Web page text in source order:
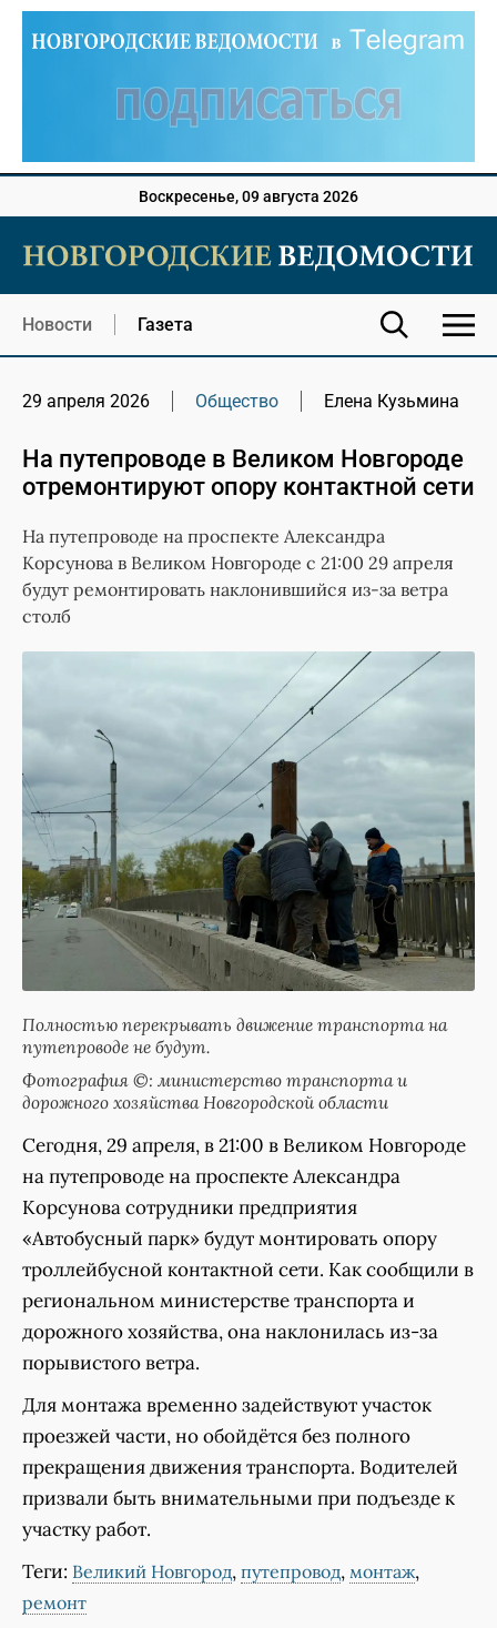
Воскресенье, 09 августа 2026
Новости Газета
29 апреля 2026 Общество Елена Кузьмина
На путепроводе в Великом Новгороде
отремонтируют опору контактной сети
На путепроводе на проспекте Александра
Корсунова в Великом Новгороде с 21:00 29 апреля
будут ремонтировать наклонившийся из-за ветра
столб
Полностью перекрывать движение транспорта на
путепроводе не будут.
Фотография ©: министерство транспорта и
дорожного хозяйства Новгородской области
Сегодня, 29 апреля, в 21:00 в Великом Новгороде
на путепроводе на проспекте Александра
Корсунова сотрудники предприятия
«Автобусный парк» будут монтировать опору
троллейбусной контактной сети. Как сообщили в
региональном министерстве транспорта и
дорожного хозяйства, она наклонилась из-за
порывистого ветра.
Для монтажа временно задействуют участок
проезжей части, но обойдётся без полного
прекращения движения транспорта. Водителей
призвали быть внимательными при подъезде к
участку работ.
Теги: Великий Новгород, путепровод, монтаж,
ремонт